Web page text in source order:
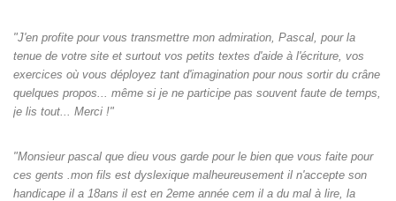
"J'en profite pour vous transmettre mon admiration, Pascal, pour la
tenue de votre site et surtout vos petits textes d'aide à l'écriture, vos
exercices où vous déployez tant d'imagination pour nous sortir du crâne
quelques propos... même si je ne participe pas souvent faute de temps,
je lis tout... Merci !"
"Monsieur pascal que dieu vous garde pour le bien que vous faite pour
ces gents .mon fils est dyslexique malheureusement il n'accepte son
handicape il a 18ans il est en 2eme année cem il a du mal à lire, la